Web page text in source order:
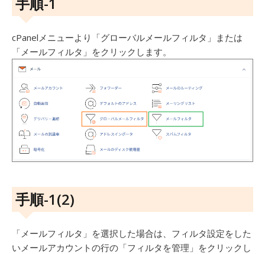
cPanelメニューより「グローバルメールフィルタ」または
「メールフィルタ」をクリックします。
手順-1(2)
「メールフィルタ」を選択した場合は、フィルタ設定をした
いメールアカウントの行の「フィルタを管理」をクリックし